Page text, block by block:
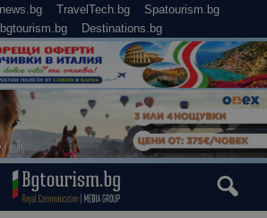
TravelTech.bg
Spatourism.bg
Destinations.bg